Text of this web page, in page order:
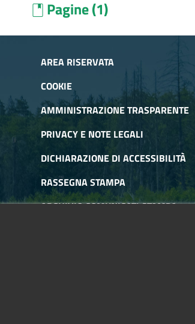
bookPagine (1)
Tariffe
AREA RISERVATA
COOKIE
AMMINISTRAZIONE TRASPARENTE
PRIVACY E NOTE LEGALI
DICHIARAZIONE DI ACCESSIBILITÀ
RASSEGNA STAMPA
ARCHIVIO COMUNICATI STAMPA